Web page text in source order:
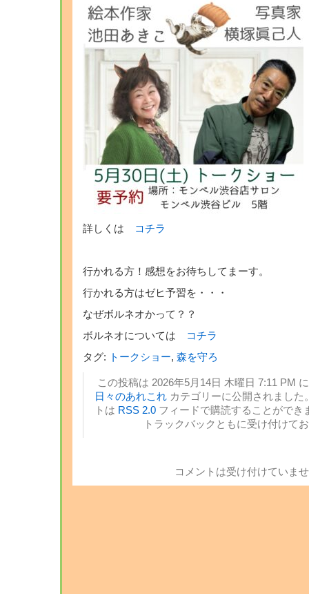
詳しくは コチラ
行かれる方！感想をお待ちしてまーす。
行かれる方はゼヒ予習を・・・
なぜボルネオかって？？
ボルネオについては
コチラ
タグ:
トークショー, 森を守ろ
この投稿は 2026年5月14日 木曜日 7:11 PM
日々のあれこれカテゴリーに公開されました
トは RSS 2.0 フィードで購読することができ
トラックバックともに受け付けて
コメントは受け付けていま